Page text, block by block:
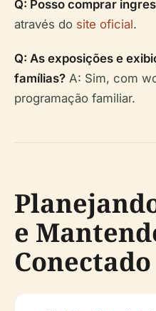
Q: Posso comprar
através do site oficial.
Q: As exposições e
famílias? A: Sim, com
programação familiar.
e
Conectado